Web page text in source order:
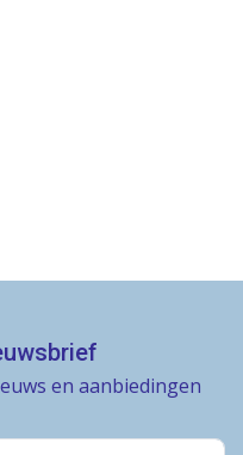
en aanbiedingen